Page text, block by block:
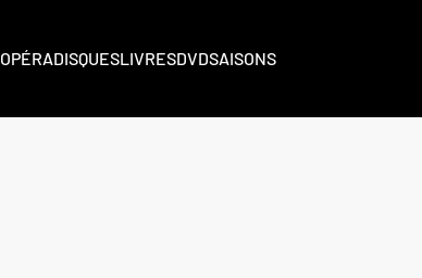
OPÉRADISQUESLIVRESDVDSAISONS